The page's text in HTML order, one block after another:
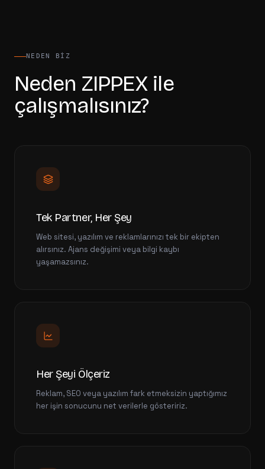
NEDEN BIZ
Neden ZIPPEX ile
çalışmalısınız?
Tek Partner, Her Şey
Web sitesi, yazılım ve reklamlarınızı tek bir ekipten
alırsınız. Ajans değişimi veya bilgi kaybı
yaşamazsınız.
Her Şeyi Ölçeriz
Reklam, SEO veya yazılım fark etmeksizin yaptığımız
her işin sonucunu net verilerle gösteririz.